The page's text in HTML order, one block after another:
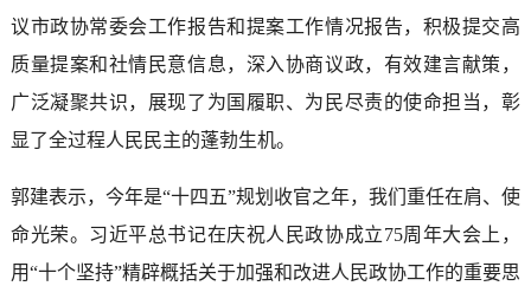
议市政协常委会工作报告和提案工作情况报告，积极提交高
质量提案和社情民意信息，深入协商议政，有效建言献策，
广泛凝聚共识，展现了为国履职、为民尽责的使命担当，彰
显了全过程人民民主的蓬勃生机。
郭建表示，今年是“十四五”规划收官之年，我们重任在肩、使
命光荣。习近平总书记在庆祝人民政协成立75周年大会上，
用“十个坚持”精辟概括关于加强和改进人民政协工作的重要思